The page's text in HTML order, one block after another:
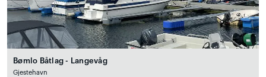
Bømlo Båtlag - Langevåg
Gjestehavn